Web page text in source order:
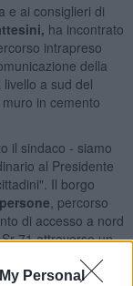
Personal
e ai consiglieri di
ha incontrato
intrapreso
della
a sud del
in cemento
il sindaco - siamo
al Presidente
Il borgo
, percorso
di accesso a nord
71 attraverso un